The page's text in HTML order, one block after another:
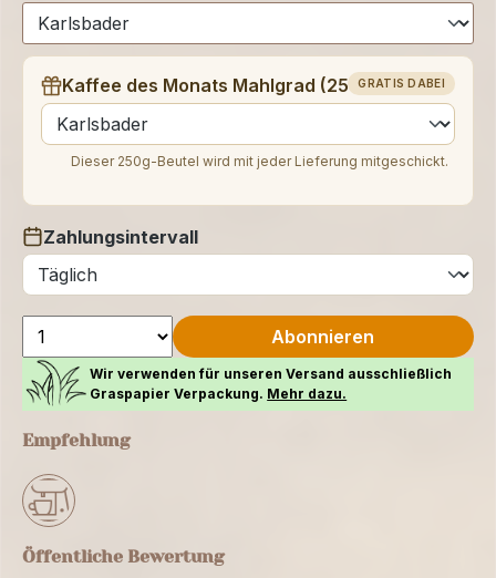
GRATIS DABEI
Kaffee des Monats Mahlgrad (250 g)
auswählen
Dieser 250g-Beutel wird mit jeder Lieferung mitgeschickt.
Zahlungsintervall
auswählen
Abonnieren
Wir verwenden für unseren Versand ausschließlich
Graspapier Verpackung. Mehr dazu.
Empfehlung
Öffentliche Bewertung